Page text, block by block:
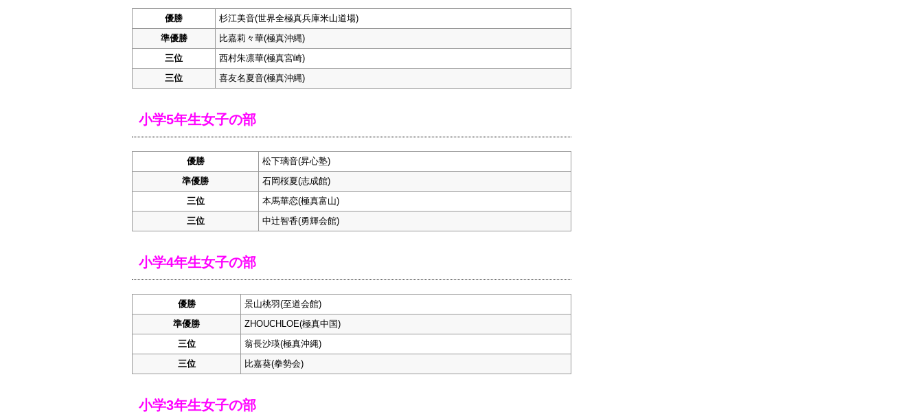
優勝
杉江美音(世界全極真兵庫米山道場)
準優勝
比嘉莉々華(極真沖縄)
三位
西村朱凛華(極真宮崎)
三位
喜友名夏音(極真沖縄)
小学5年生女子の部
優勝
松下璃音(昇心塾)
準優勝
石岡桜夏(志成館)
三位
本馬華恋(極真富山)
三位
中辻智香(勇輝会館)
小学4年生女子の部
優勝
景山桃羽(至道会館)
準優勝
ZHOUCHLOE(極真中国)
三位
翁長沙瑛(極真沖縄)
三位
比嘉葵(拳勢会)
小学3年生女子の部